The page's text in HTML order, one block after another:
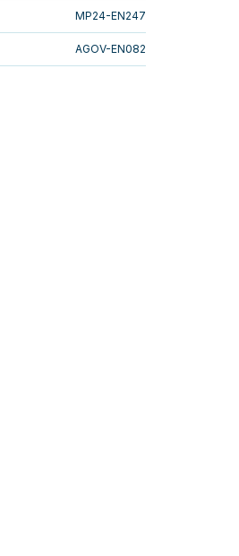
MP24-EN247
AGOV-EN082